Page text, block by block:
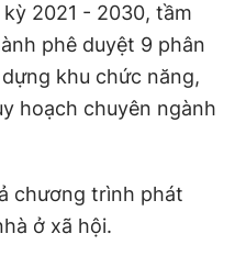
2021 - 2030, tầm
phê duyệt 9 phân
khu chức năng,
hoạch chuyên ngành
chương trình phát
ở xã hội.